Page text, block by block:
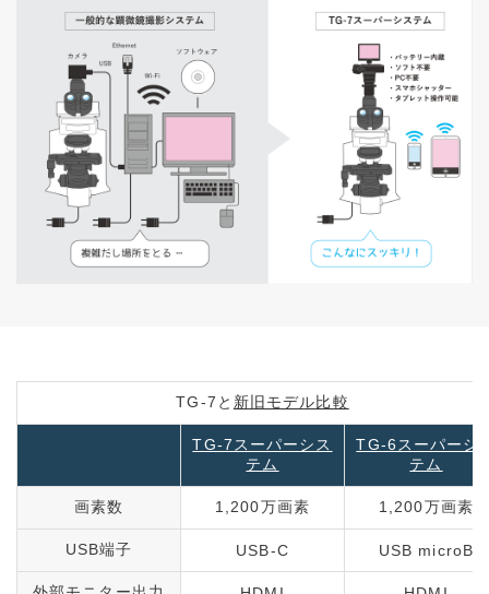
TG-7と 新旧モデル比較
TG-7スーパーシス
テム
TG-6スーパーシ
テム
画素数 1,200万画素 1,200万画素
USB端子 USB-C USB microB